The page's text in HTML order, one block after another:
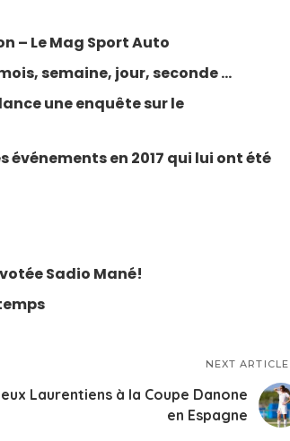
– Le Mag Sport Auto
semaine, jour, seconde …
une enquête sur le
en 2017 qui lui ont été
votée Sadio Mané!
NEXT ARTICLE
Laurentiens à la Coupe Danone
en Espagne